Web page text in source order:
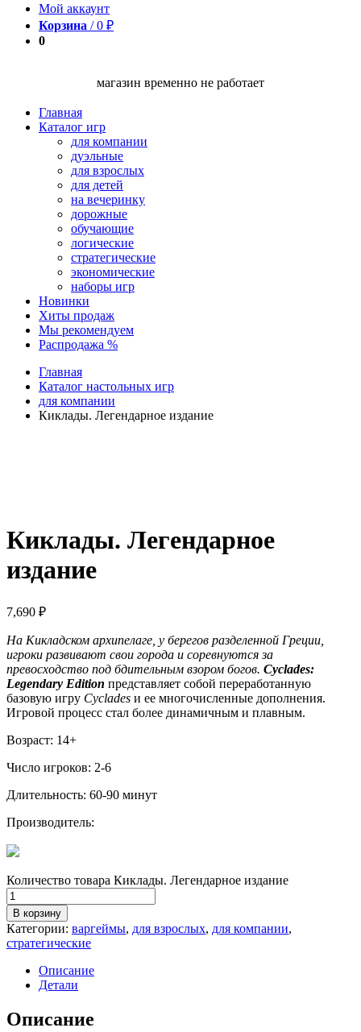
Мой аккаунт
Корзина /0 ₽
0
магазин временно не работает
Главная
Каталог игр
для компании
дуэльные
для взрослых
для детей
на вечеринку
дорожные
обучающие
логические
стратегические
экономические
наборы игр
Новинки
Хиты продаж
Мы рекомендуем
Распродажа %
Главная
Каталог настольных игр
для компании
Киклады. Легендарное издание
Киклады. Легендарное
издание
7,690 ₽
На Кикладском архипелаге, у берегов разделенной Греции,
игроки развивают свои города и соревнуются за
превосходство под бдительным взором богов. Cyclades:
Legendary Edition представляет собой переработанную
базовую игру Cyclades и ее многочисленные дополнения.
Игровой процесс стал более динамичным и плавным.
Возраст: 14+
Число игроков: 2-6
Длительность: 60-90 минут
Производитель:
Количество товара Киклады. Легендарное издание
В корзину
Категории: варгеймы, для взрослых, для компании,
стратегические
Описание
Детали
Описание